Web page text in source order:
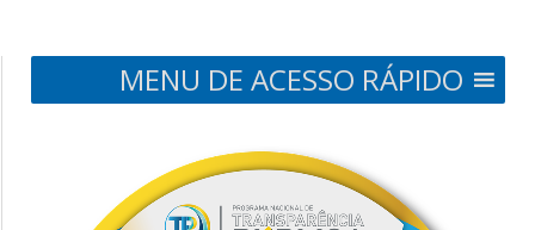
MENU DE ACESSO RÁPIDO